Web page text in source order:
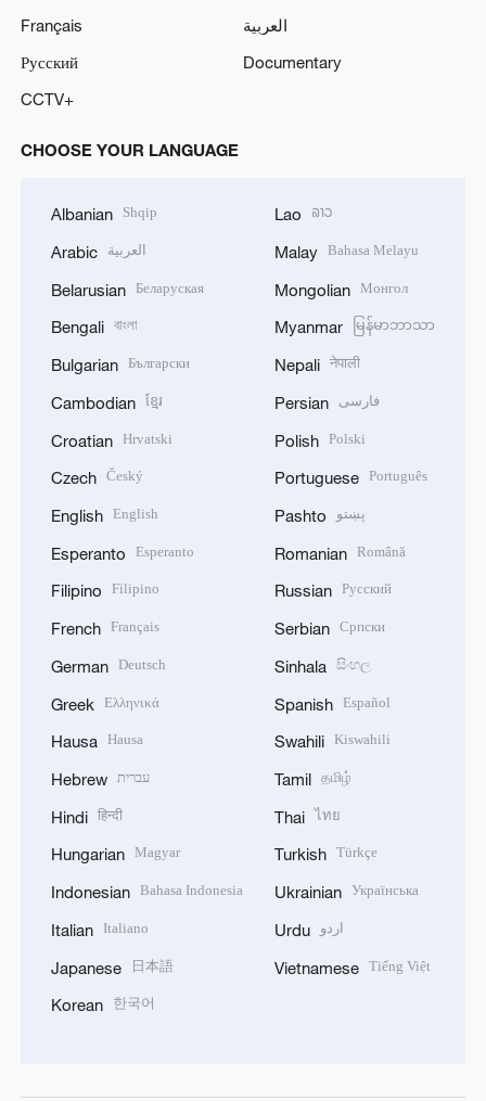
Français
العربية
Русский
Documentary
CCTV+
CHOOSE YOUR LANGUAGE
Albanian Shqip
Arabic العربية
Belarusian Беларуская
Bengali বাংলা
Bulgarian Български
Cambodian ខ្មែរ
Croatian Hrvatski
Czech Český
English English
Esperanto Esperanto
Filipino Filipino
French Français
German Deutsch
Greek Ελληνικά
Hausa Hausa
Hebrew עברית
Hindi हिन्दी
Hungarian Magyar
Indonesian Bahasa Indonesia
Italian Italiano
Japanese 日本語
Korean 한국어
Lao ລາວ
Malay Bahasa Melayu
Mongolian Монгол
Myanmar မြန်မာဘာသာ
Nepali नेपाली
Persian فارسی
Polish Polski
Portuguese Português
Pashto پښتو
Romanian Română
Russian Русский
Serbian Српски
Sinhala සිංහල
Spanish Español
Swahili Kiswahili
Tamil தமிழ்
Thai ไทย
Turkish Türkçe
Ukrainian Українська
Urdu اردو
Vietnamese Tiếng Việt